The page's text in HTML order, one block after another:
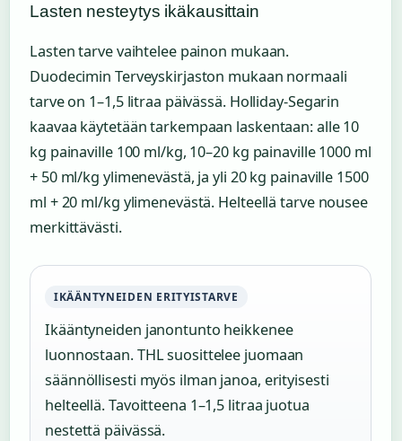
Lasten nesteytys ikäkausittain
Lasten tarve vaihtelee painon mukaan.
Duodecimin Terveyskirjaston mukaan normaali
tarve on 1–1,5 litraa päivässä. Holliday-Segarin
kaavaa käytetään tarkempaan laskentaan: alle 10
kg painaville 100 ml/kg, 10–20 kg painaville 1000 ml
+ 50 ml/kg ylimenevästä, ja yli 20 kg painaville 1500
ml + 20 ml/kg ylimenevästä. Helteellä tarve nousee
merkittävästi.
IKÄÄNTYNEIDEN ERITYISTARVE
Ikääntyneiden janontunto heikkenee
luonnostaan. THL suosittelee juomaan
säännöllisesti myös ilman janoa, erityisesti
helteellä. Tavoitteena 1–1,5 litraa juotua
nestettä päivässä.